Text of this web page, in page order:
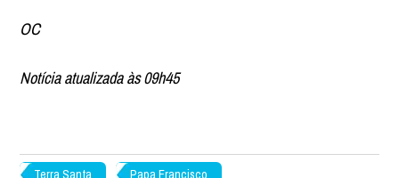
OC
Notícia atualizada às 09h45
Terra Santa Papa Francisco